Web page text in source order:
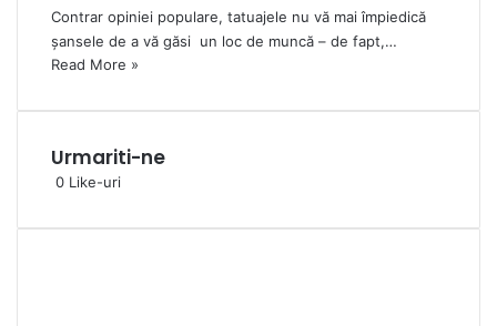
Contrar opiniei populare, tatuajele nu vă mai împiedică
șansele de a vă găsi un loc de muncă – de fapt,…
Read More »
Urmariti-ne
0 Like-uri